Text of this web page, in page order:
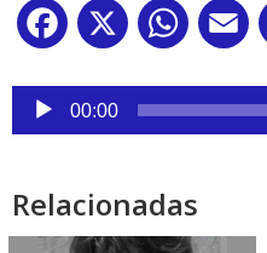
Facebook
X
Reproductor
audio
00:00
Relacionadas